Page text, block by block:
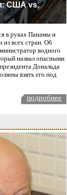
США vs.
в руках Панамы и
из всех стран. Об
водного
назвал опасными
Дональда
взять его под
подробнее